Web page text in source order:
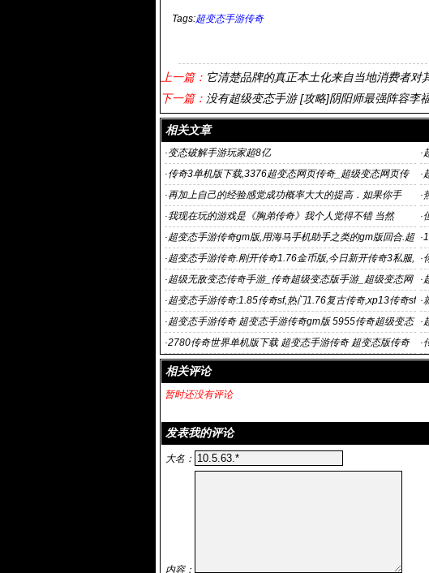
Tags:超变态手游传奇
上一篇： 它清楚品牌的真正本土化来自当地消费者对
下一篇： 没有超级变态手游 [攻略]阴阳师最强阵容李
相关文章
·变态破解手游玩家超8亿 ·
·传奇3单机版下载,3376超变态网页传奇_超级变态网页传
奇 传奇霸业
·
·再加上自己的经验感觉成功概率大大的提高．如果你手 ·
·我现在玩的游戏是《胸弟传奇》我个人觉得不错 当然 ·
·超变态手游传奇gm版,用海马手机助手之类的gm版回合.超
变态手游传
·
·超变态手游传奇.刚开传奇1.76金币版,今日新开传奇3私服,
英雄连
·
·超级无敌变态传奇手游_传奇超级变态版手游_超级变态网
页传奇
·
·超变态手游传奇:1.85传奇sf,热门1.76复古传奇,xp13传奇sf
登陆器,大庆仿
·
·超变态手游传奇 超变态手游传奇gm版 5955传奇超级变态
版手游 超变
·
F
·2780传奇世界单机版下载 超变态手游传奇 超变态版传奇
世界手游
·
手
相关评论
暂时还没有评论
发表我的评论
大名：
内容：